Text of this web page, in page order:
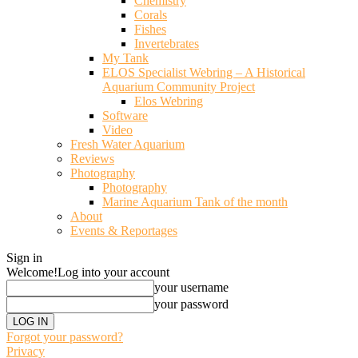
Corals
Fishes
Invertebrates
My Tank
ELOS Specialist Webring – A Historical
Aquarium Community Project
Elos Webring
Software
Video
Fresh Water Aquarium
Reviews
Photography
Photography
Marine Aquarium Tank of the month
About
Events & Reportages
Sign in
Welcome!Log into your account
your username
your password
Forgot your password?
Privacy